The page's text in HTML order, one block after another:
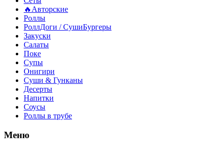
🔥Авторские
Роллы
РоллДоги / СушиБургеры
Закуски
Салаты
Поке
Супы
Онигири
Суши & Гунканы
Десерты
Напитки
Соусы
Роллы в трубе
Меню